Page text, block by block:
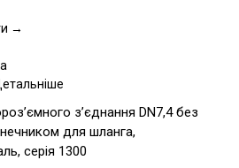
→
з’єднання DN7,4 без
для шланга,
серія 1300